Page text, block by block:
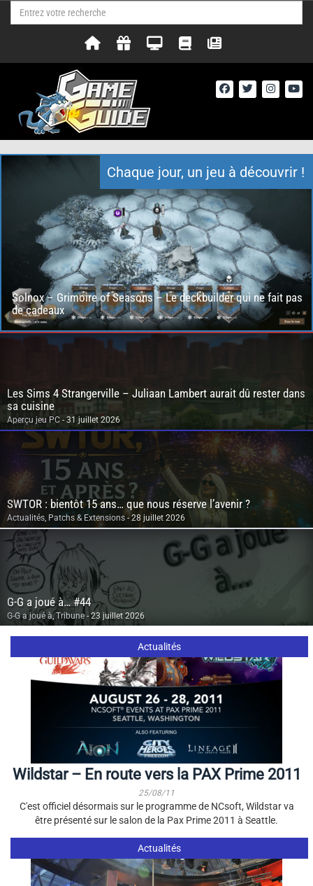
Chaque jour, un jeu à découvrir !
Solnox – Grimoire of Seasons – Le deckbuilder qui ne fait pas
de cadeaux
Les Sims 4 Strangerville – Juliaan Lambert aurait dû rester dans
sa cuisine
Aperçu jeu PC - 31 juillet 2026
SWTOR : bientôt 15 ans… que nous réserve l’avenir ?
Actualités Patchs & Extensions - 28 juillet 2026
G-G a joué à… #44
G-G a joué à,Tribune - 23 juillet 2026
Actualités
Wildstar – En route vers la PAX Prime 2011
25/08/11
C'est officiel désormais sur le programme de NCsoft, Wildstar va
être présenté sur le salon de la Pax Prime 2011 à Seattle.
Actualités